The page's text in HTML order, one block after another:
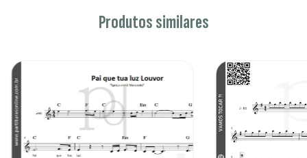
Produtos similares